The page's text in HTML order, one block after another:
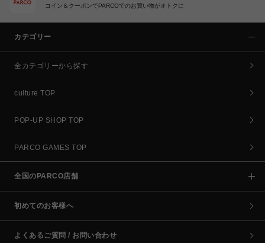
コイン＆クーポンでPARCOでのお買い物がオトクに
カテゴリー
全カテゴリーから探す
culture TOP
POP-UP SHOP TOP
PARCO GAMES TOP
全国のPARCO店舗
初めてのお客様へ
よくあるご質問 / お問い合わせ